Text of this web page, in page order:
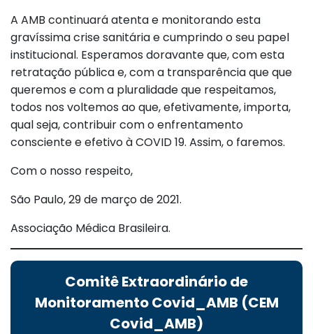
A AMB continuará atenta e monitorando esta
gravíssima crise sanitária e cumprindo o seu papel
institucional. Esperamos doravante que, com esta
retratação pública e, com a transparência que que
queremos e com a pluralidade que respeitamos,
todos nos voltemos ao que, efetivamente, importa,
qual seja, contribuir com o enfrentamento
consciente e efetivo à COVID 19. Assim, o faremos.
Com o nosso respeito,
São Paulo, 29 de março de 2021.
Associação Médica Brasileira.
Comitê Extraordinário de
Monitoramento Covid_AMB (CEM
Covid_AMB)